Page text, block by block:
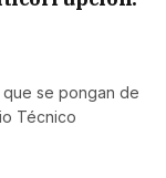
que se pongan de
Técnico